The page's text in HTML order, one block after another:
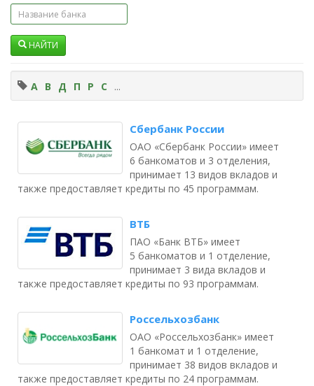
НАЙТИ
А В Д П Р С ...
Сбербанк России
ОАО «Сбербанк России» имеет
6 банкоматов и 3 отделения,
принимает 13 видов вкладов и
также предоставляет кредиты по 45 программам.
ВТБ
ПАО «Банк ВТБ» имеет
5 банкоматов и 1 отделение,
принимает 3 вида вкладов и
также предоставляет кредиты по 93 программам.
Россельхозбанк
ОАО «Россельхозбанк» имеет
1 банкомат и 1 отделение,
принимает 38 видов вкладов и
также предоставляет кредиты по 24 программам.